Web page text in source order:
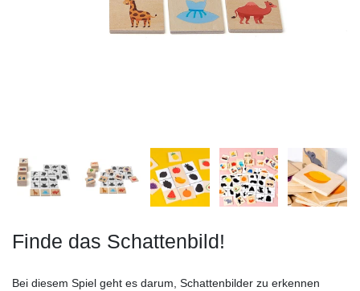
Finde das Schattenbild!
Bei diesem Spiel geht es darum, Schattenbilder zu erkennen